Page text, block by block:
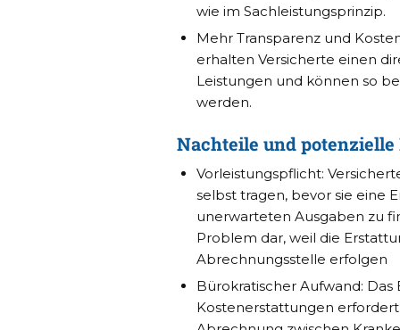
wie im Sachleistungsprinzip.
Mehr Transparenz und
erhalten Versicherte einen
Leistungen und können so
werden.
Nachteile und
Vorleistungspflicht:
selbst tragen, bevor sie eine
unerwarteten Ausgaben zu
Problem dar, weil die
Abrechnungsstelle erfolgen
Bürokratischer Aufwand:
Kostenerstattungen